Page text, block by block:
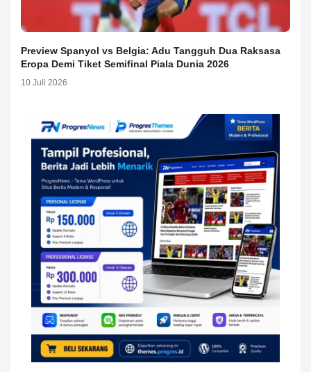
Preview Spanyol vs Belgia: Adu Tangguh Dua Raksasa
Eropa Demi Tiket Semifinal Piala Dunia 2026
10 Juli 2026